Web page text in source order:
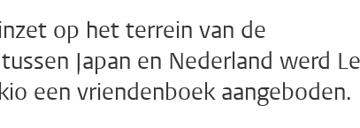
op het terrein van de
Japan en Nederland werd
een vriendenboek aangeboden.